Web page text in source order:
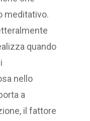
meditativo.
quando
nello
a
il fattore